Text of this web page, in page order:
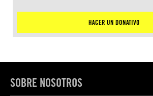
HACER UN DONATIVO
SOBRE NOSOTROS